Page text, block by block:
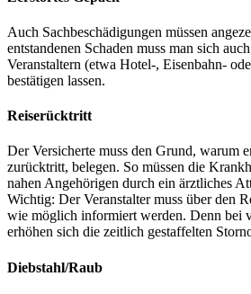
Auch Sachbeschädigungen müssen
entstandenen Schaden muss man sich
Veranstaltern (etwa Hotel-, Eisenbahn-
bestätigen lassen.
Reiserücktritt
Der Versicherte muss den Grund, warum
zurücktritt, belegen. So müssen die
nahen Angehörigen durch ein ärztliches
Wichtig: Der Veranstalter muss über den
wie möglich informiert werden. Denn bei
erhöhen sich die zeitlich gestaffelten
Diebstahl/Raub